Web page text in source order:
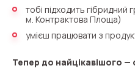
тобі підходить гібридний
м. Контрактова Площа)
умієш працювати з
Тепер до найцікавішого —